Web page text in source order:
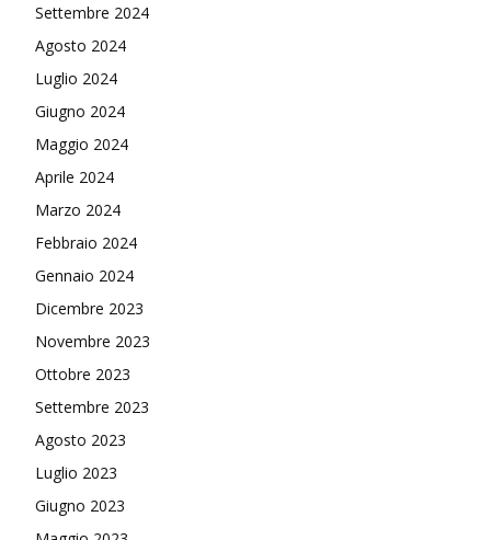
Settembre 2024
Agosto 2024
Luglio 2024
Giugno 2024
Maggio 2024
Aprile 2024
Marzo 2024
Febbraio 2024
Gennaio 2024
Dicembre 2023
Novembre 2023
Ottobre 2023
Settembre 2023
Agosto 2023
Luglio 2023
Giugno 2023